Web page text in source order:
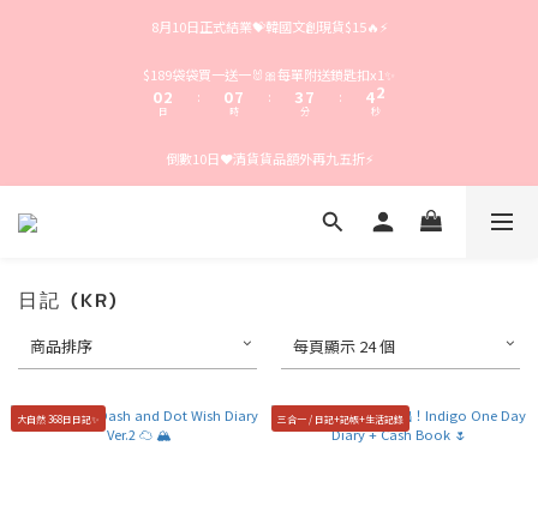
8月10日正式結業💝韓國文創現貨$15🔥⚡️
$189袋袋買一送一🐰🎀每單附送鎖匙扣x1✨
3
1
0
5
3
2
1
日
:
3
1
0
8
7
6
4
3
時
:
6
4
3
2
0
8
7
6
4
3
分
:
7
5
4
3
1
0
4
2
1
0
秒
倒數10日❤️清貨貨品額外再九五折⚡️
日記 (KR)
商品排序 每頁顯示 24 個
大自然 368日日記✨ 三合一 / 日記+記帳+生活記錄